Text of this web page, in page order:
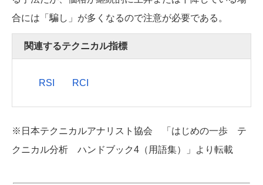
合には「騙し」が多くなるので注意が必要である。
関連するテクニカル指標
RSI RCI
※日本テクニカルアナリスト協会 「はじめの一歩 テ
クニカル分析 ハンドブック4（用語集）」より転載